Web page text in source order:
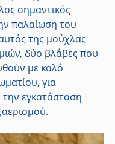
σημαντικός
παλαίωση του
της μούχλας
δύο βλάβες που
με καλό
για
εγκατάσταση